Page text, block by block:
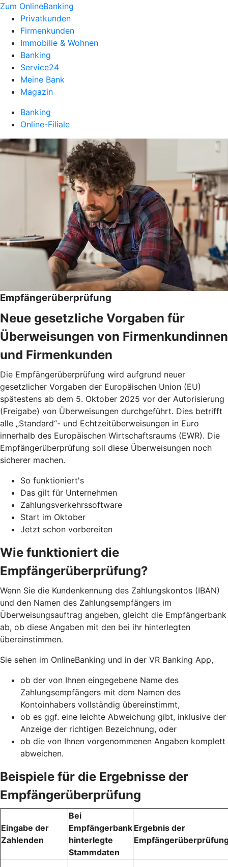
Zum OnlineBanking
Privatkunden
Firmenkunden
Immobilie & Wohnen
Banking
Service24
Meine Bank
Magazin
Banking
Online-Filiale
Empfängerüberprüfung
Neue gesetzliche Vorgaben für
Überweisungen von Firmenkundinnen
und Firmenkunden
Die Empfängerüberprüfung wird aufgrund neuer
gesetzlicher Vorgaben der Europäischen Union (EU)
spätestens ab dem 5. Oktober 2025 vor der Autorisierung
(Freigabe) von Überweisungen durchgeführt. Dies betrifft
alle „Standard“- und Echtzeitüberweisungen in Euro
innerhalb des Europäischen Wirtschaftsraums (EWR). Die
Empfängerüberprüfung soll diese Überweisungen noch
sicherer machen.
So funktioniert's
Das gilt für Unternehmen
Zahlungsverkehrssoftware
Start im Oktober
Jetzt schon vorbereiten
Wie funktioniert die
Empfängerüberprüfung?
Wenn Sie die Kundenkennung des Zahlungskontos (IBAN)
und den Namen des Zahlungsempfängers im
Überweisungsauftrag angeben, gleicht die Empfängerbank
ab, ob diese Angaben mit den bei ihr hinterlegten
übereinstimmen.
Sie sehen im OnlineBanking und in der VR Banking App,
ob der von Ihnen eingegebene Name des
Zahlungsempfängers mit dem Namen des
Kontoinhabers vollständig übereinstimmt,
ob es ggf. eine leichte Abweichung gibt, inklusive der
Anzeige der richtigen Bezeichnung, oder
ob die von Ihnen vorgenommenen Angaben komplett
abweichen.
Beispiele für die Ergebnisse der
Empfängerüberprüfung
Eingabe der
Zahlenden
Bei
Empfängerbank
hinterlegte
Stammdaten
Ergebnis der